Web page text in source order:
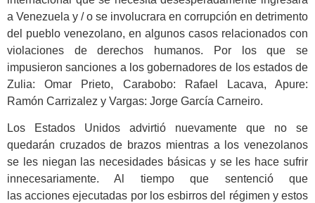
a Venezuela y / o se involucrara en corrupción en detrimento
del pueblo venezolano, en algunos casos relacionados con
violaciones de derechos humanos. Por los que se
impusieron sanciones a los gobernadores de los estados de
Zulia: Omar Prieto, Carabobo: Rafael Lacava, Apure:
Ramón Carrizalez y Vargas: Jorge García Carneiro.
Los Estados Unidos advirtió nuevamente que no se
quedarán cruzados de brazos mientras a los venezolanos
se les niegan las necesidades básicas y se les hace sufrir
innecesariamente. Al tiempo que sentenció que
las acciones ejecutadas por los esbirros del régimen y estos